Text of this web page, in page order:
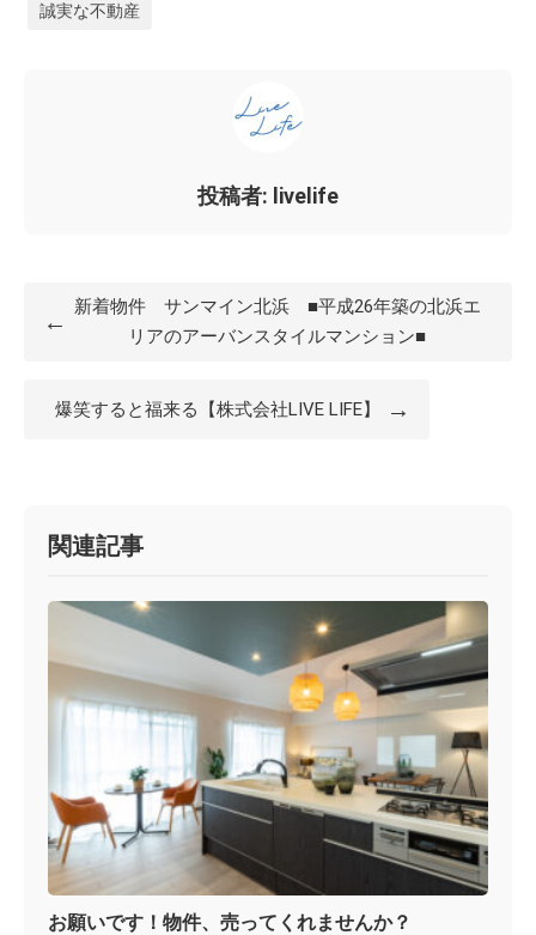
誠実な不動産
投稿者: livelife
←
新着物件 サンマイン北浜 ■平成26年築の北浜エ
リアのアーバンスタイルマンション■
爆笑すると福来る【株式会社LIVE LIFE】 →
関連記事
お願いです！物件、売ってくれませんか？